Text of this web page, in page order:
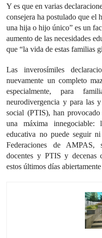
Y es que en varias
consejera ha postulado que el
una hija o hijo único” es un
aumento de las necesidades
que “la vida de estas familias
Las inverosímiles
nuevamente un completo
especialmente, para
neurodivergencia y para las
social (PTIS), han
una máxima
educativa no puede seguir
Federaciones de AMPAS,
docentes y PTIS y decenas
estos últimos días